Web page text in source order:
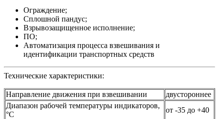
Ограждение;
Сплошной пандус;
Взрывозащищенное исполнение;
ПО;
Автоматизация процесса взвешивания и
идентификации транспортных средств
Технические характеристики:
Направление движения при взвешивании
двустороннее
Диапазон рабочей температуры индикаторов,
°С
от -35 до +40